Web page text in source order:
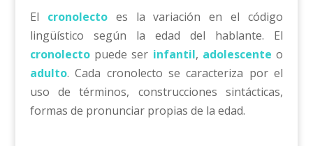
El cronolectoes la variación en el código
lingüístico según la edad del hablante. El
cronolectopuede ser infantil, adolescenteo
adulto. Cada cronolecto se caracteriza por el
uso de términos, construcciones sintácticas,
formas de pronunciar propias de la edad.